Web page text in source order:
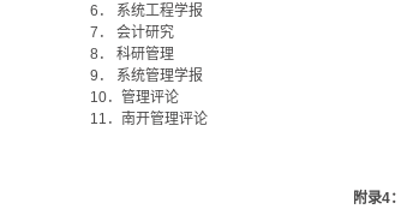
6 ．
系统工程学报
7 ．
会计研究
8 ．
科研管理
9 ．
系统管理学报
10．管理评论
11 ．南开管理评论
附录4：